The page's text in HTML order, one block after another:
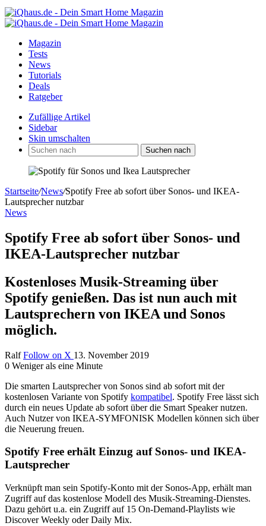
Magazin
Tests
News
Tutorials
Deals
Ratgeber
Zufällige Artikel
Sidebar
Skin umschalten
Suchen nach
Startseite/News/Spotify Free ab sofort über Sonos- und IKEA-
Lautsprecher nutzbar
News
Spotify Free ab sofort über Sonos- und
IKEA-Lautsprecher nutzbar
Kostenloses Musik-Streaming über
Spotify genießen. Das ist nun auch mit
Lautsprechern von IKEA und Sonos
möglich.
Ralf Follow on X 13. November 2019
0 Weniger als eine Minute
Die smarten Lautsprecher von Sonos sind ab sofort mit der
kostenlosen Variante von Spotify kompatibel. Spotify Free lässt sich
durch ein neues Update ab sofort über die Smart Speaker nutzen.
Auch Nutzer von IKEA-SYMFONISK Modellen können sich über
die Neuerung freuen.
Spotify Free erhält Einzug auf Sonos- und IKEA-
Lautsprecher
Verknüpft man sein Spotify-Konto mit der Sonos-App, erhält man
Zugriff auf das kostenlose Modell des Musik-Streaming-Dienstes.
Dazu gehört u.a. ein Zugriff auf 15 On-Demand-Playlists wie
Discover Weekly oder Daily Mix.